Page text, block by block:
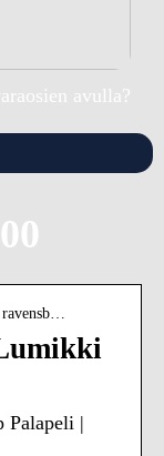
avulla?
Palapeli |